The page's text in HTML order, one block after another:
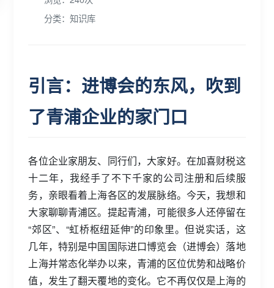
分类：知识库
引言：进博会的东风，吹到
了青浦企业的家门口
各位企业家朋友、同行们，大家好。在加喜财税这
十二年，我经手了不下千家的公司注册和后续服
务，亲眼看着上海各区的发展脉络。今天，我想和
大家聊聊青浦区。提起青浦，可能很多人还停留在
“郊区”、“虹桥枢纽延伸”的印象里。但说实话，这
几年，特别是中国国际进口博览会（进博会）落地
上海并常态化举办以来，青浦的区位优势和战略价
值，发生了翻天覆地的变化。它不再仅仅是上海的